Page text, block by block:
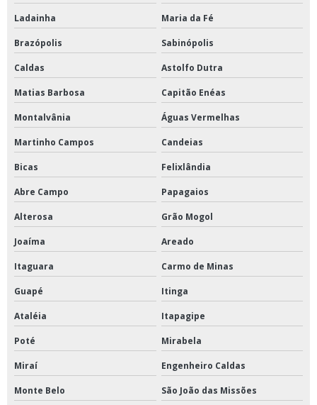
Ladainha Maria da Fé
Brazópolis Sabinópolis
Caldas Astolfo Dutra
Matias Barbosa Capitão Enéas
Montalvânia Águas Vermelhas
Martinho Campos Candeias
Bicas Felixlândia
Abre Campo Papagaios
Alterosa Grão Mogol
Joaíma Areado
Itaguara Carmo de Minas
Guapé Itinga
Ataléia Itapagipe
Poté Mirabela
Miraí Engenheiro Caldas
Monte Belo São João das Missões